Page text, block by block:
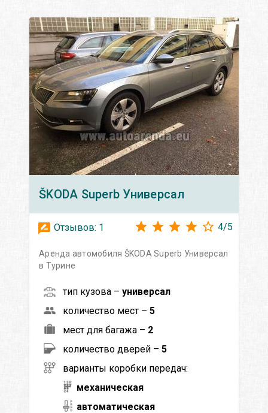
ŠKODA Superb Универсал
Отзывов: 1 4/5
Аренда автомобиля ŠKODA Superb Универсал
в Турине
тип кузова – универсал
количество мест – 5
мест для багажа – 2
количество дверей – 5
варианты коробки передач:
механическая
автоматическая